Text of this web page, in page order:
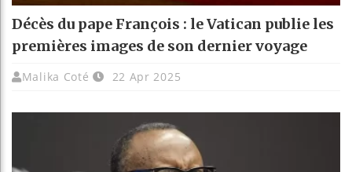
Décès du pape François : le Vatican publie les
premières images de son dernier voyage
Malika Coté 22 Apr 2025